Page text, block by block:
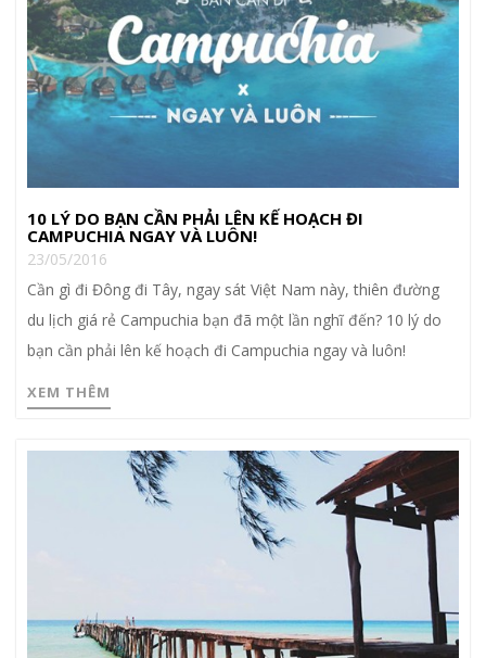
10 LÝ DO BẠN CẦN PHẢI LÊN KẾ HOẠCH ĐI
CAMPUCHIA NGAY VÀ LUÔN!
23/05/2016
Cần gì đi Đông đi Tây, ngay sát Việt Nam này, thiên đường
du lịch giá rẻ Campuchia bạn đã một lần nghĩ đến? 10 lý do
bạn cần phải lên kế hoạch đi Campuchia ngay và luôn!
XEM THÊM